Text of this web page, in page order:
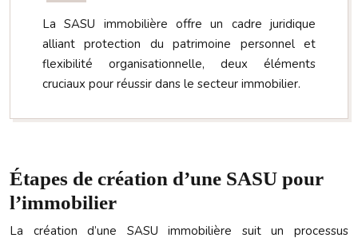
La SASU immobilière offre un cadre juridique
alliant protection du patrimoine personnel et
flexibilité organisationnelle, deux éléments
cruciaux pour réussir dans le secteur immobilier.
Étapes de création d’une SASU pour
l’immobilier
La création d’une SASU immobilière suit un processus